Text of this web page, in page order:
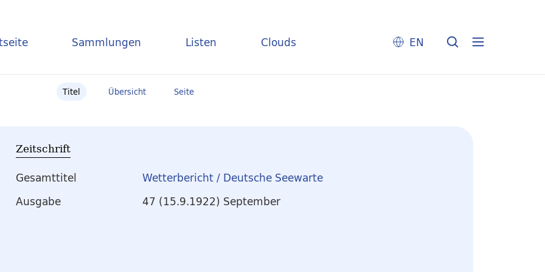
Sammlungen Listen Clouds EN
Titel Übersicht Seite
Zeitschrift
Gesamttitel
Wetterbericht / Deutsche Seewarte
Ausgabe
47 (15.9.1922) September